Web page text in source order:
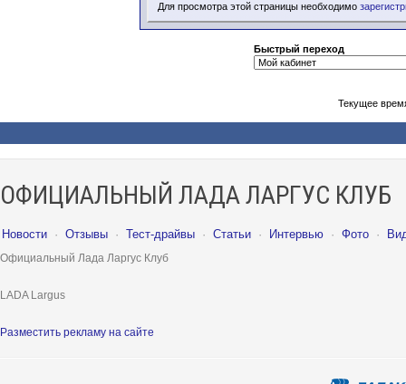
Для просмотра этой страницы необходимо
Быстрый переход
Текущее
ОФИЦИАЛЬНЫЙ ЛАДА ЛАРГУС КЛУБ
Новости · Отзывы · Тест-драйвы · Статьи · Интервью · Фото ·
Официальный Лада Ларгус Клуб
LADA Largus
Разместить рекламу на сайте